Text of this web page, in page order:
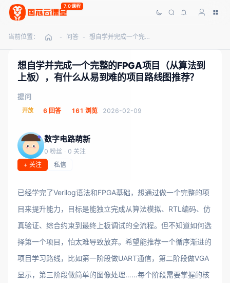
7.0课程
当前位置： - 问答 - 想自学并完成一个完整的FPGA项目（从算法到上板），有什么从易到难的项目路线图推荐？
想自学并完成一个完整的FPGA项目（从算法到
上板），有什么从易到难的项目路线图推荐？
提问
开放 6 回答 161 浏览 2026-02-09
数字电路萌新
0 粉丝 · 0 关注
+ 关注
私信
已经学完了Verilog语法和FPGA基础，想通过做一个完整的项
目来提升能力，目标是能独立完成从算法模拟、RTL编码、仿
真验证、综合约束到最终上板调试的全流程。但不知道如何选
择第一个项目，怕太难导致放弃。希望能推荐一个循序渐进的
项目学习路线，比如第一阶段做UART通信，第二阶段做VGA
显示，第三阶段做简单的图像处理……每个阶段需要掌握的核